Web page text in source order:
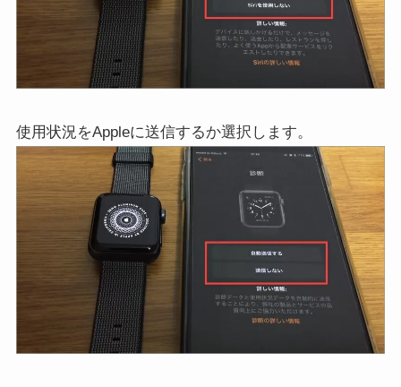
使用状況をAppleに送信するか選択します。